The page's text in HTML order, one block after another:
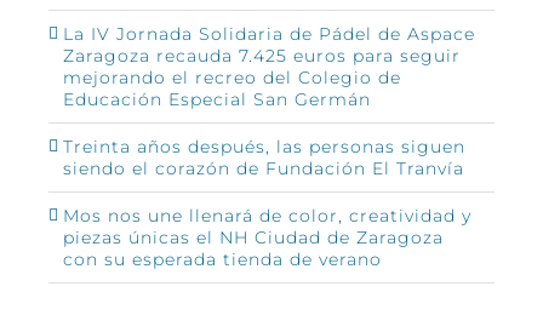
La IV Jornada Solidaria de Pádel de Aspace
Zaragoza recauda 7.425 euros para seguir
mejorando el recreo del Colegio de
Educación Especial San Germán
Treinta años después, las personas siguen
siendo el corazón de Fundación El Tranvía
Mos nos une llenará de color, creatividad y
piezas únicas el NH Ciudad de Zaragoza
con su esperada tienda de verano